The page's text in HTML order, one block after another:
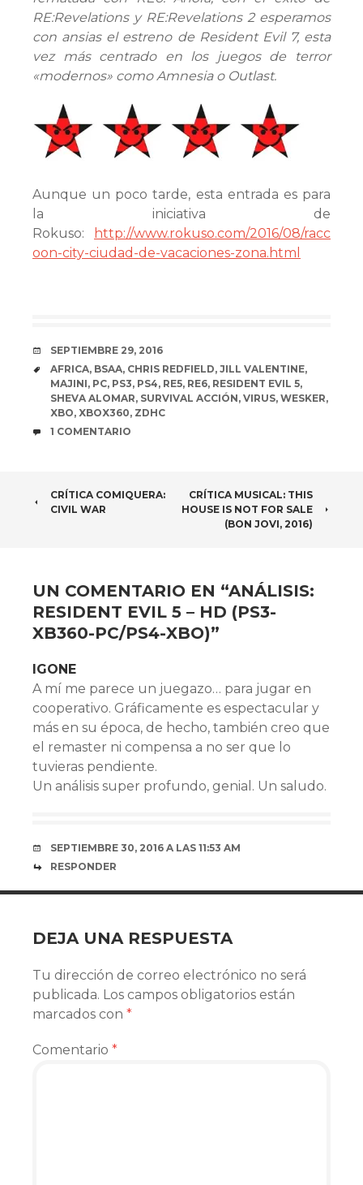
RE:Revelations y RE:Revelations 2 esperamos
con ansias el estreno de Resident Evil 7, esta
vez más centrado en los juegos de terror
«modernos» como Amnesia o Outlast.
Aunque un poco tarde, esta entrada es para
la iniciativa de
Rokuso:
http://www.rokuso.com/2016/08/racc
oon-city-ciudad-de-vacaciones-zona.html
FECHA
SEPTIEMBRE 29, 2016
ETIQUETAS
AFRICA, BSAA, CHRIS REDFIELD, JILL VALENTINE,
MAJINI, PC, PS3, PS4, RE5, RE6, RESIDENT EVIL 5,
SHEVA ALOMAR, SURVIVAL ACCIÓN, VIRUS, WESKER,
XBO, XBOX360, ZDHC
COMENTARIOS
1 COMENTARIO
NAVEGADOR
CRÍTICA COMIQUERA:
CIVIL WAR
CRÍTICA MUSICAL: THIS
HOUSE IS NOT FOR SALE
(BON JOVI, 2016)
UN COMENTARIO EN “ANÁLISIS:
RESIDENT EVIL 5 – HD (PS3-
XB360-PC/PS4-XBO)”
IGONE
A mí me parece un juegazo… para jugar en
cooperativo. Gráficamente es espectacular y
más en su época, de hecho, también creo que
el remaster ni compensa a no ser que lo
tuvieras pendiente.
Un análisis super profundo, genial. Un saludo.
SEPTIEMBRE 30, 2016 A LAS 11:53 AM
RESPONDER
DEJA UNA RESPUESTA
Tu dirección de correo electrónico no será
publicada. Los campos obligatorios están
marcados con *
Comentario *